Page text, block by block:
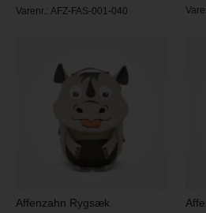
Varenr.: AFZ-FAS-001-040
Affenzahn Rygsæk